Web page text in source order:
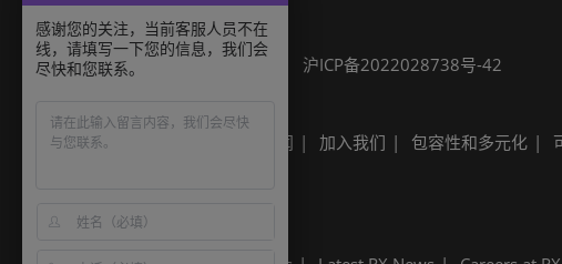
展会信息
可持续发展 沪ICP备2022028738号-42
Built by RX
其他励展展会 励展新闻 加入我们 包容性和多元化
Built by RX
感谢您的关注，当前客服人员不在
线，请填写一下您的信息，我们会
尽快和您联系。